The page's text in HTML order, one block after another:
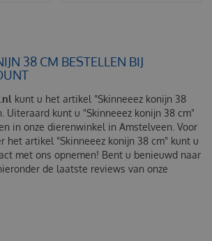
38 CM BESTELLEN BIJ
kunt u het artikel "Skinneeez konijn 38
Uiteraard kunt u "Skinneeez konijn 38 cm"
in onze dierenwinkel in Amstelveen. Voor
het artikel "Skinneeez konijn 38 cm" kunt u
met ons opnemen! Bent u benieuwd naar
de laatste reviews van onze